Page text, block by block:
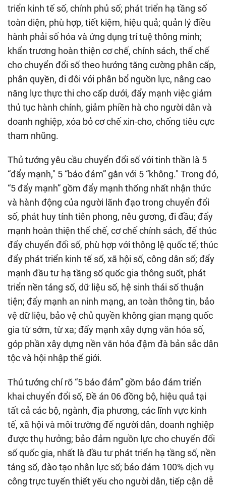
triển kinh tế số, chính phủ số; phát triển hạ tầng số
toàn diện, phù hợp, tiết kiệm, hiệu quả; quản lý điều
hành phải số hóa và ứng dụng trí tuệ thông minh;
khẩn trương hoàn thiện cơ chế, chính sách, thể chế
cho chuyển đổi số theo hướng tăng cường phân cấp,
phân quyền, đi đôi với phân bổ nguồn lực, nâng cao
năng lực thực thi cho cấp dưới, đẩy mạnh việc giảm
thủ tục hành chính, giảm phiền hà cho người dân và
doanh nghiệp, xóa bỏ cơ chế xin-cho, chống tiêu cực
tham nhũng.
Thủ tướng yêu cầu chuyển đổi số với tinh thần là 5
“đẩy mạnh," 5 “bảo đảm” gắn với 5 “không." Trong đó,
“5 đẩy mạnh” gồm đẩy mạnh thống nhất nhận thức
và hành động của người lãnh đạo trong chuyển đổi
số, phát huy tính tiên phong, nêu gương, đi đầu; đẩy
mạnh hoàn thiện thể chế, cơ chế chính sách, để thúc
đẩy chuyển đổi số, phù hợp với thông lệ quốc tế; thúc
đẩy phát triển kinh tế số, xã hội số, công dân số; đẩy
mạnh đầu tư hạ tầng số quốc gia thông suốt, phát
triển nền tảng số, dữ liệu số, hệ sinh thái số thuận
tiện; đẩy mạnh an ninh mạng, an toàn thông tin, bảo
vệ dữ liệu, bảo vệ chủ quyền không gian mạng quốc
gia từ sớm, từ xa; đẩy mạnh xây dựng văn hóa số,
góp phần xây dựng nền văn hóa đậm đà bản sắc dân
tộc và hội nhập thế giới.
Thủ tướng chỉ rõ “5 bảo đảm” gồm bảo đảm triển
khai chuyển đổi số, Đề án 06 đồng bộ, hiệu quả tại
tất cả các bộ, ngành, địa phương, các lĩnh vực kinh
tế, xã hội và môi trường để người dân, doanh nghiệp
được thụ hưởng; bảo đảm nguồn lực cho chuyển đổi
số quốc gia, nhất là đầu tư phát triển hạ tầng số, nền
tảng số, đào tạo nhân lực số; bảo đảm 100% dịch vụ
công trực tuyến thiết yếu cho người dân, tiếp cận dễ